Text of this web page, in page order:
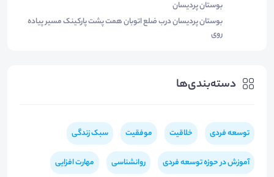
بوستان پردیسان
بوستان پردیسان درب ضلع اتوبان همت پشت پارکینک مسیر پیاده
روی
دسته‌بندی‌ها
توسعه فردی خلاقیت موفقیت سبک زندگی
آموزش در حوزه توسعه فردی روانشناسی مهارت افزایی